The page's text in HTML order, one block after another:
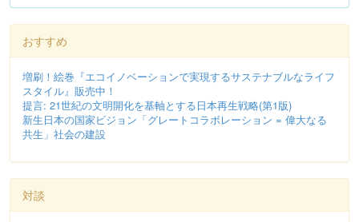
おすすめ
増刷！絵巻『エコイノベーションで実現するサステナブルなライフ
スタイル』販売中！
提言: 21世紀の文明開化を基軸とする日本再生戦略(第1版)
新生日本の国家ビジョン「グレートコラボレーション = 偉大なる
共生」社会の建設
対談